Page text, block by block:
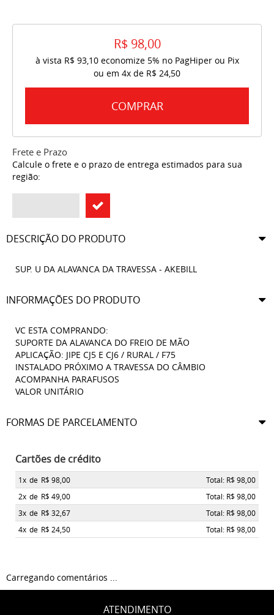
R$ 98,00
à vista R$ 93,10economize 5% no PagHiper ou Pix
ou em 4x de R$ 24,50
COMPRAR
Frete e Prazo
Calcule o frete e o prazo de entrega estimados para sua
região:
DESCRIÇÃO DO PRODUTO
SUP. U DA ALAVANCA DA TRAVESSA - AKEBILL
INFORMAÇÕES DO PRODUTO
VC ESTA COMPRANDO:
SUPORTE DA ALAVANCA DO FREIO DE MÃO
APLICAÇÃO: JIPE CJ5 E CJ6 / RURAL / F75
INSTALADO PRÓXIMO A TRAVESSA DO CÂMBIO
ACOMPANHA PARAFUSOS
VALOR UNITÁRIO
FORMAS DE PARCELAMENTO
Cartões de crédito
1x de R$ 98,00
Total: R$ 98,00
2x de R$ 49,00
Total: R$ 98,00
3x de R$ 32,67
Total: R$ 98,00
4x de R$ 24,50 Total: R$ 98,00
Carregando comentários ...
ATENDIMENTO